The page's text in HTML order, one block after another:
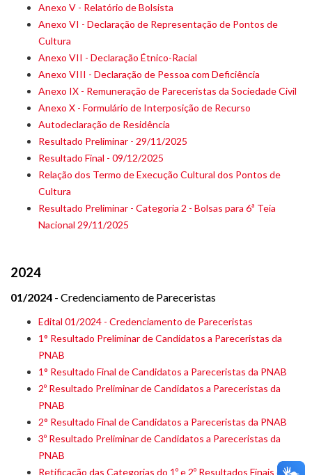
Anexo V - Relatório de Bolsista
Anexo VI - Declaração de Representação de Pontos de
Cultura
Anexo VII - Declaração Étnico-Racial
Anexo VIII - Declaração de Pessoa com Deficiência
Anexo IX - Remuneração de Pareceristas da Sociedade Civil
Anexo X - Formulário de Interposição de Recurso
Autodeclaração de Residência
Resultado Preliminar - 29/11/2025
Resultado Final - 09/12/2025
Relação dos Termo de Execução Cultural dos Pontos de
Cultura
Resultado Preliminar - Categoria 2 - Bolsas para 6ª Teia
Nacional 29/11/2025
2024
01/2024 - Credenciamento de Pareceristas
Edital 01/2024 - Credenciamento de Pareceristas
1° Resultado Preliminar de Candidatos a Pareceristas da
PNAB
1° Resultado Final de Candidatos a Pareceristas da PNAB
2º Resultado Preliminar de Candidatos a Pareceristas da
PNAB
2° Resultado Final de Candidatos a Pareceristas da PNAB
3º Resultado Preliminar de Candidatos a Pareceristas da
PNAB
Retificação das Categorias do 1º e 2º Resultados Finais dos